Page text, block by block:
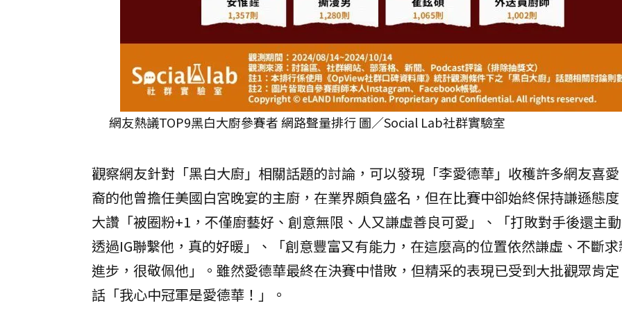
網友熱議TOP9黑白大廚參賽者 網路聲量排行 圖／Social Lab社群實驗室
觀察網友針對「黑白大廚」相關話題的討論，可以發現「李愛德華」收穫許多網友喜
裔的他曾擔任美國白宮晚宴的主廚，在業界頗負盛名，但在比賽中卻始終保持謙遜態
大讚「被圈粉+1，不僅廚藝好、創意無限、人又謙虛善良可愛」、「打敗對手後還主
透過IG聯繫他，真的好暖」、「創意豐富又有能力，在這麼高的位置依然謙虛、不斷
進步，很敬佩他」。雖然愛德華最終在決賽中惜敗，但精采的表現已受到大批觀眾肯
話「我心中冠軍是愛德華！」。